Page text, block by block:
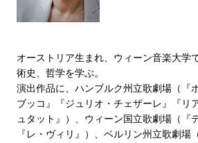
オーストリア生まれ、ウィーン音楽大学
術史、哲学を学ぶ。
演出作品に、ハンブルク州立歌劇場（『
ブッコ』『ジュリオ・チェザーレ』『リ
ュタット』）、ウィーン国立歌劇場（『
『レ・ヴィリ』）、ベルリン州立歌劇場